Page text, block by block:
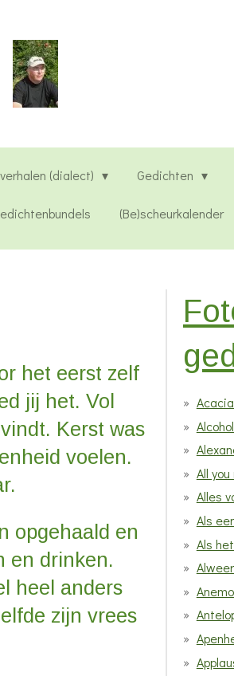
(dialect) Gedichten
(Be)scheurkalender
het eerst zelf
jij het. Vol
Kerst was
voelen.
opgehaald en
en drinken.
heel anders
zijn vrees
All
Alles
Als
Als